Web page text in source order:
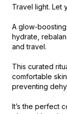
apporte
nutrition
et
bien-
sans
effet
de
Travel light. Let
A glow-
hydrate,
and travel.
This curated
comfortable
preventing
It’s the perfect